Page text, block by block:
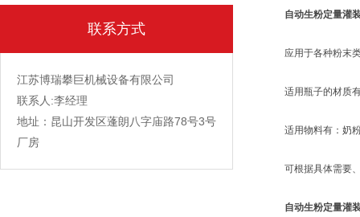
联系方式
江苏博瑞攀巨机械设备有限公司
联系人:李经理
地址：昆山开发区蓬朗八字庙路78号3号
厂房
自动生粉定量灌
应用于各种粉末类
适用瓶子的材质有
适用物料有：奶粉
可根据具体需要、
自动生粉定量灌